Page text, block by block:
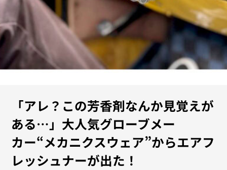
「アレ？この芳香剤なんか見覚えが
ある…」大人気グローブメー
カー“メカニクスウェア”からエアフ
レッシュナーが出た！